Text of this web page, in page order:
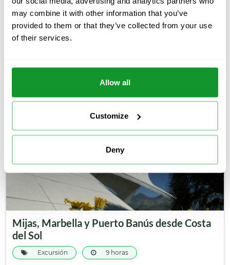
may combine it with other information that you’ve
provided to them or that they’ve collected from your use
of their services.
Allow all
Customize
Deny
Descubre la hermosa ciudad de Granada, al pie de la
montaña de Sierra Nevada. Disfruta de una visita guiada
por el centro histórico, también tendrás tiempo libre
Mijas, Marbella y Puerto Banús desde Costa
del Sol
Excursión 9 horas